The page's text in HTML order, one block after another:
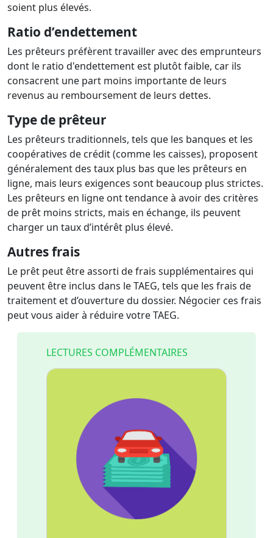
soient plus élevés.
Ratio d’endettement
Les prêteurs préfèrent travailler avec des emprunteurs
dont le ratio d'endettement est plutôt faible, car ils
consacrent une part moins importante de leurs
revenus au remboursement de leurs dettes.
Type de prêteur
Les prêteurs traditionnels, tels que les banques et les
coopératives de crédit (comme les caisses), proposent
généralement des taux plus bas que les prêteurs en
ligne, mais leurs exigences sont beaucoup plus strictes.
Les prêteurs en ligne ont tendance à avoir des critères
de prêt moins stricts, mais en échange, ils peuvent
charger un taux d’intérêt plus élevé.
Autres frais
Le prêt peut être assorti de frais supplémentaires qui
peuvent être inclus dans le TAEG, tels que les frais de
traitement et d’ouverture du dossier. Négocier ces frais
peut vous aider à réduire votre TAEG.
LECTURES COMPLÉMENTAIRES